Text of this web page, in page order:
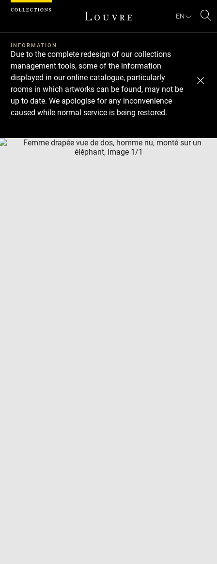
EN
INFORMATION
Due to the complete redesign of our collections
management tools, some of the information
displayed in our online catalogue, particularly
rooms in which artworks can be found, may not be
up to date. We apologise for any inconvenience
caused while normal service is being restored.
Download
Next
Previous
Cookies management panel